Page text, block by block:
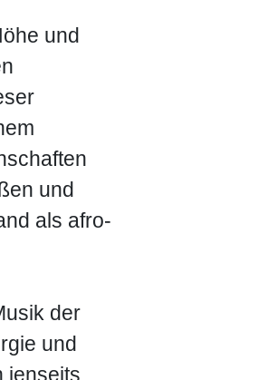
und
und
als afro-
der
und
jenseits